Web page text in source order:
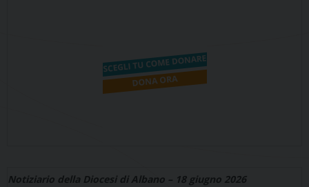
Notiziario della Diocesi di Albano – 18 giugno 2026